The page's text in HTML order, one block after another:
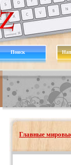
Поиск
Главные